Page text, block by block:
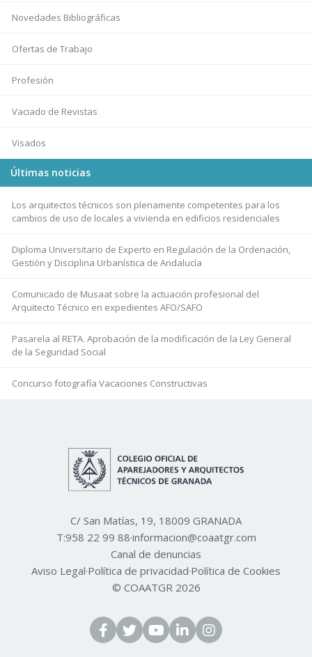
Novedades Bibliográficas
Ofertas de Trabajo
Profesión
Vaciado de Revistas
Visados
Últimas noticias
Los arquitectos técnicos son plenamente competentes para los
cambios de uso de locales a vivienda en edificios residenciales
Diploma Universitario de Experto en Regulación de la Ordenación,
Gestión y Disciplina Urbanística de Andalucía
Comunicado de Musaat sobre la actuación profesional del
Arquitecto Técnico en expedientes AFO/SAFO
Pasarela al RETA. Aprobación de la modificación de la Ley General
de la Seguridad Social
Concurso fotografía Vacaciones Constructivas
C/ San Matías, 19, 18009 GRANADA
T:958 22 99 88·informacion@coaatgr.com
Canal de denuncias
Aviso Legal·Política de privacidad·Política de Cookies
© COAATGR 2026